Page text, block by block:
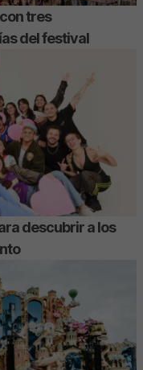
tres
del festival
descubrir a los